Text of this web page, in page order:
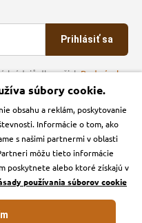
Analytics
Prihlásiť sa
údajů dle našichPodmínek
súbory cookie.
obsahu a reklám, poskytovanie
Informácie o tom, ako
s našimi partnermi v oblasti
môžu tieto informácie
poskytnete alebo ktoré získajú v
používania súborov cookie